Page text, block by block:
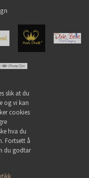
slik at du
og vi kan
cookies
hva du
Fortsett å
du godtar